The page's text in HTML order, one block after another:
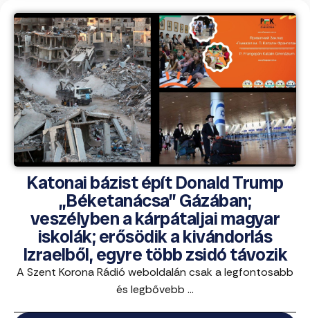
Katonai bázist épít Donald Trump
„Béketanácsa” Gázában;
veszélyben a kárpátaljai magyar
iskolák; erősödik a kivándorlás
Izraelből, egyre több zsidó távozik
A Szent Korona Rádió weboldalán csak a legfontosabb
és legbővebb ...